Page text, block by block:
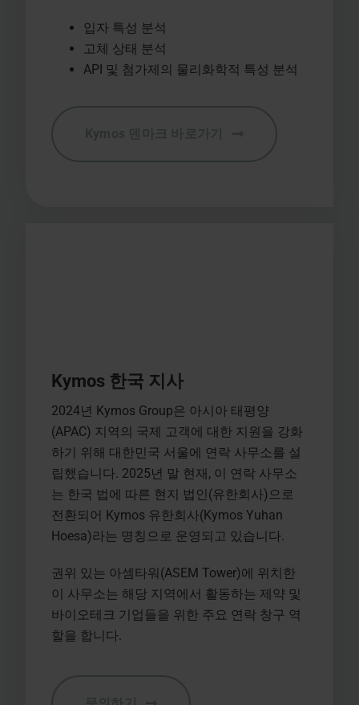
입자 특성 분석
고체 상태 분석
API 및 첨가제의 물리화학적 특성 분석
Kymos 한국 지사
2024년 Kymos Group은 아시아 태평양
(APAC) 지역의 국제 고객에 대한 지원을 강화
하기 위해 대한민국 서울에 연락 사무소를 설
립했습니다. 2025년 말 현재, 이 연락 사무소
는 한국 법에 따른 현지 법인(유한회사)으로
전환되어 Kymos 유한회사(Kymos Yuhan
Hoesa)라는 명칭으로 운영되고 있습니다.
권위 있는 아셈타워(ASEM Tower)에 위치한
이 사무소는 해당 지역에서 활동하는 제약 및
바이오테크 기업들을 위한 주요 연락 창구 역
할을 합니다.